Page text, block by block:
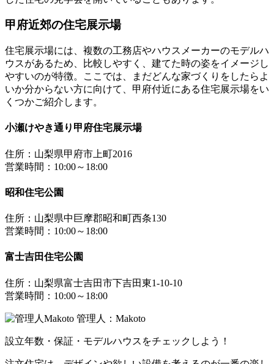
甲府近郊の住宅展示場
住宅展示場には、複数の工務店やハウスメーカーのモデルハ
ウスがあるため、比較しやすく、建てた時の姿をイメージし
やすいのが特徴。ここでは、まだどんな家づくりをしたらよ
いか分からない方に向けて、甲府付近にある住宅展示場をい
くつかご紹介します。
小瀬けやき通り甲府住宅展示場
住所：山梨県甲府市上町2016
営業時間：10:00～18:00
昭和住宅公園
住所：山梨県中巨摩郡昭和町西条130
営業時間：10:00～18:00
富士吉田住宅公園
住所：山梨県富士吉田市下吉田東1-10-10
営業時間：10:00～18:00
管理人：Makoto
設立年数・保証・モデルハウスをチェックしよう！